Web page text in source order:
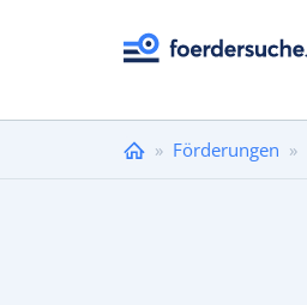
Sie
» Förderungen »